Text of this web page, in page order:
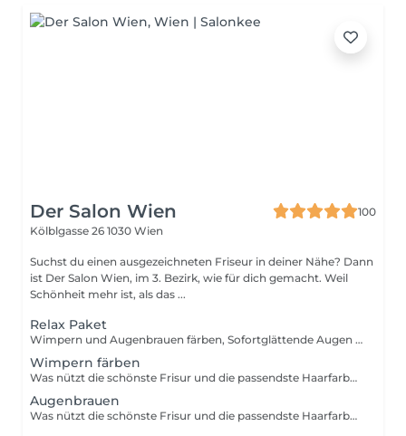
Der Salon Wien
100
Kölblgasse 26 1030 Wien
Suchst du einen ausgezeichneten Friseur in deiner Nähe? Dann
ist Der Salon Wien, im 3. Bezirk, wie für dich gemacht. Weil
Schönheit mehr ist, als das ...
Relax Paket
Wimpern und Augenbrauen färben, Sofortglättende Augen Patches
Wimpern färben
Was nützt die schönste Frisur und die passendste Haarfarbe, wenn Augenbrauen und Wimpern daneben blass und ausdruckslos wirken? Mit einer entsprechenden Färbung können die Farbprofis in den Salons und Studios Abhilfe schaffen. Ob kreativ, oder klassisch die Naturfarbe verstärkend, den Farbwünschen sind hierbei kaum Grenzen gesetzt.
Augenbrauen
Was nützt die schönste Frisur und die passendste Haarfarbe, wenn Augenbrauen und Wimpern daneben blass und ausdruckslos wirken? Mit einer entsprechenden Färbung können die Farbprofis in den Salons und Studios Abhilfe schaffen. Ob kreativ, oder klassisch die Naturfarbe verstärkend, den Farbwünschen sind hierbei kaum Grenzen gesetzt.